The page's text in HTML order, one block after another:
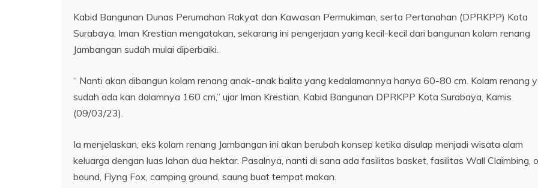
Kabid Bangunan Dunas Perumahan Rakyat dan Kawasan Permukiman, serta Pertanahan (DPRKPP) Kota
Surabaya, Iman Krestian mengatakan, sekarang ini pengerjaan yang kecil-kecil dari bangunan kolam renang
Jambangan sudah mulai diperbaiki.
“ Nanti akan dibangun kolam renang anak-anak balita yang kedalamannya hanya 60-80 cm. Kolam renang
sudah ada kan dalamnya 160 cm,” ujar Iman Krestian, Kabid Bangunan DPRKPP Kota Surabaya, Kamis
(09/03/23).
Ia menjelaskan, eks kolam renang Jambangan ini akan berubah konsep ketika disulap menjadi wisata alam
keluarga dengan luas lahan dua hektar. Pasalnya, nanti di sana ada fasilitas basket, fasilitas Wall Claimbing,
bound, Flyng Fox, camping ground, saung buat tempat makan.